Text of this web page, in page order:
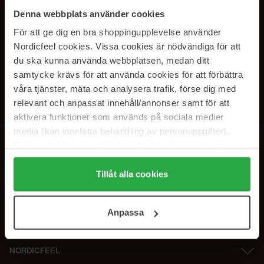
Denna webbplats använder cookies
För att ge dig en bra shoppingupplevelse använder
Nordicfeel cookies. Vissa cookies är nödvändiga för att
du ska kunna använda webbplatsen, medan ditt
samtycke krävs för att använda cookies för att förbättra
våra tjänster, mäta och analysera trafik, förse dig med
relevant och anpassat innehåll/annonser samt för att
aktivera funktioner som används på sociala medier
media (kan innefatta behandling av personuppgifter).
Genom att trycka på "Tillåt alla cookies" accepterar du
alla cookies, medan du under "Detaljer" kan anpassa
användningen av cookies. Du kan när som helst återkalla
samt vår Integritetspolicy.
Tillåt alla cookies
Anpassa
SUBSCRIBE TO OUR
NEWSLETTER
Ved å abonnere godtar du vårpersonvernerklæring. Du kan melde deg
av når som helst.
NORDICFEEL